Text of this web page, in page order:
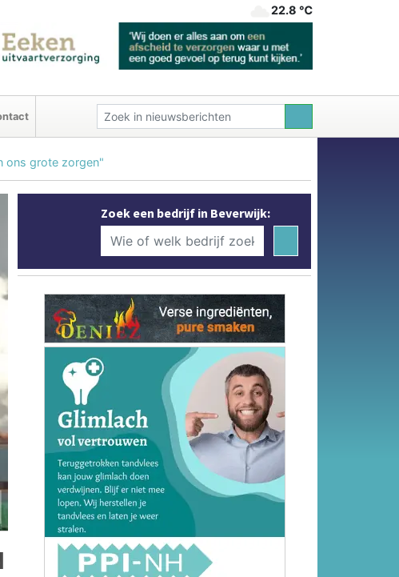
22.8 ℃
ons grote zorgen"
Zoek een bedrijf in Beverwijk: